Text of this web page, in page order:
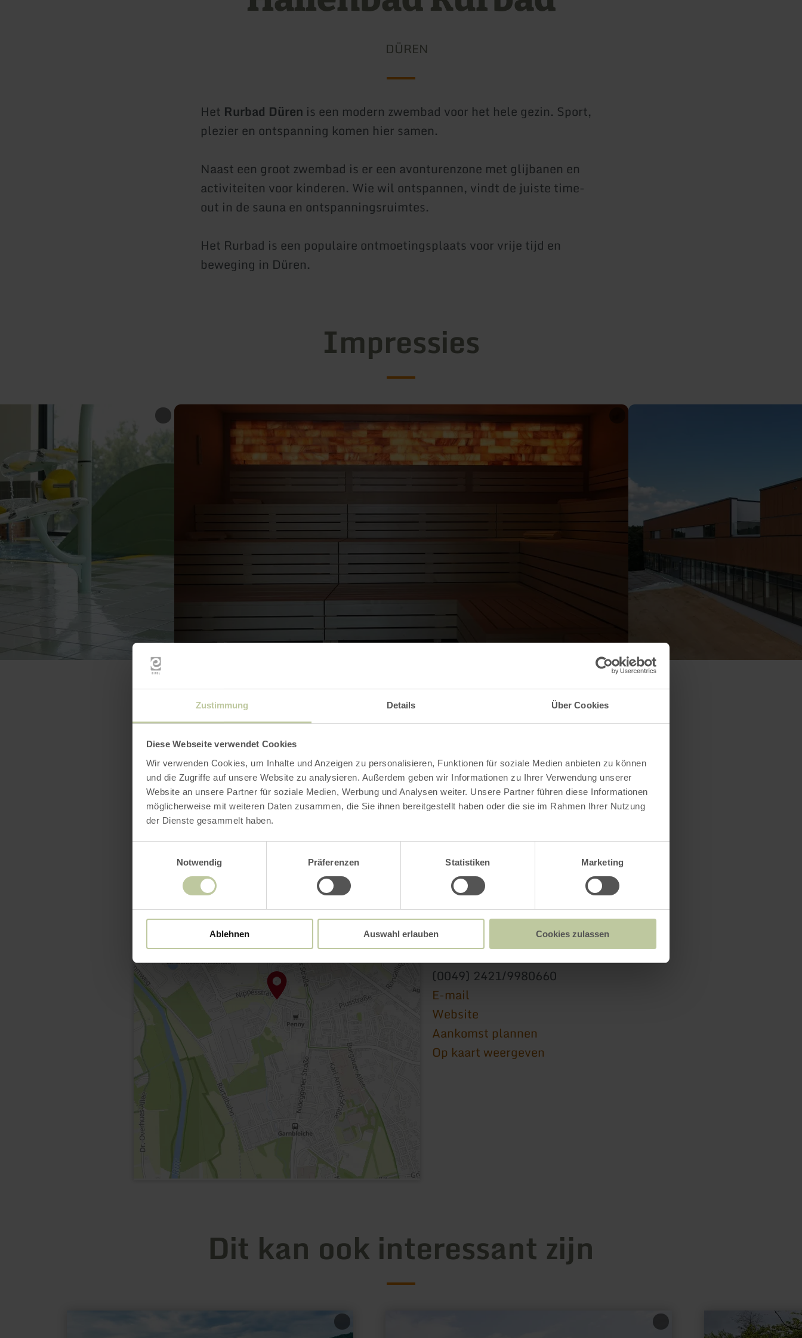
Zustimmung Details Über Cookies
Diese Webseite verwendet Cookies
Wir verwenden Cookies, um Inhalte und Anzeigen zu personalisieren, Funktionen für soziale Medien anbieten zu können
und die Zugriffe auf unsere Website zu analysieren. Außerdem geben wir Informationen zu Ihrer Verwendung unserer
Website an unsere Partner für soziale Medien, Werbung und Analysen weiter. Unsere Partner führen diese Informationen
möglicherweise mit weiteren Daten zusammen, die Sie ihnen bereitgestellt haben oder die sie im Rahmen Ihrer Nutzung
der Dienste gesammelt haben.
Notwendig
Präferenzen Statistiken Marketing
Ablehnen Auswahl erlauben Cookies zulassen
DÜREN
Het Rurbad Düren is een modern zwembad voor het hele gezin. Sport,
plezier en ontspanning komen hier samen.
Naast een groot zwembad is er een avonturenzone met glijbanen en
activiteiten voor kinderen. Wie wil ontspannen, vindt de juiste time-
out in de sauna en ontspanningsruimtes.
Het Rurbad is een populaire ontmoetingsplaats voor vrije tijd en
beweging in Düren.
Impressies
Contact
Hallenbad Rurbad
Nippesstraße 6
(0049) 2421/9980660
E-mail
Website
Aankomst plannen
Op kaart weergeven
Dit kan ook interessant zijn
informatie
over: